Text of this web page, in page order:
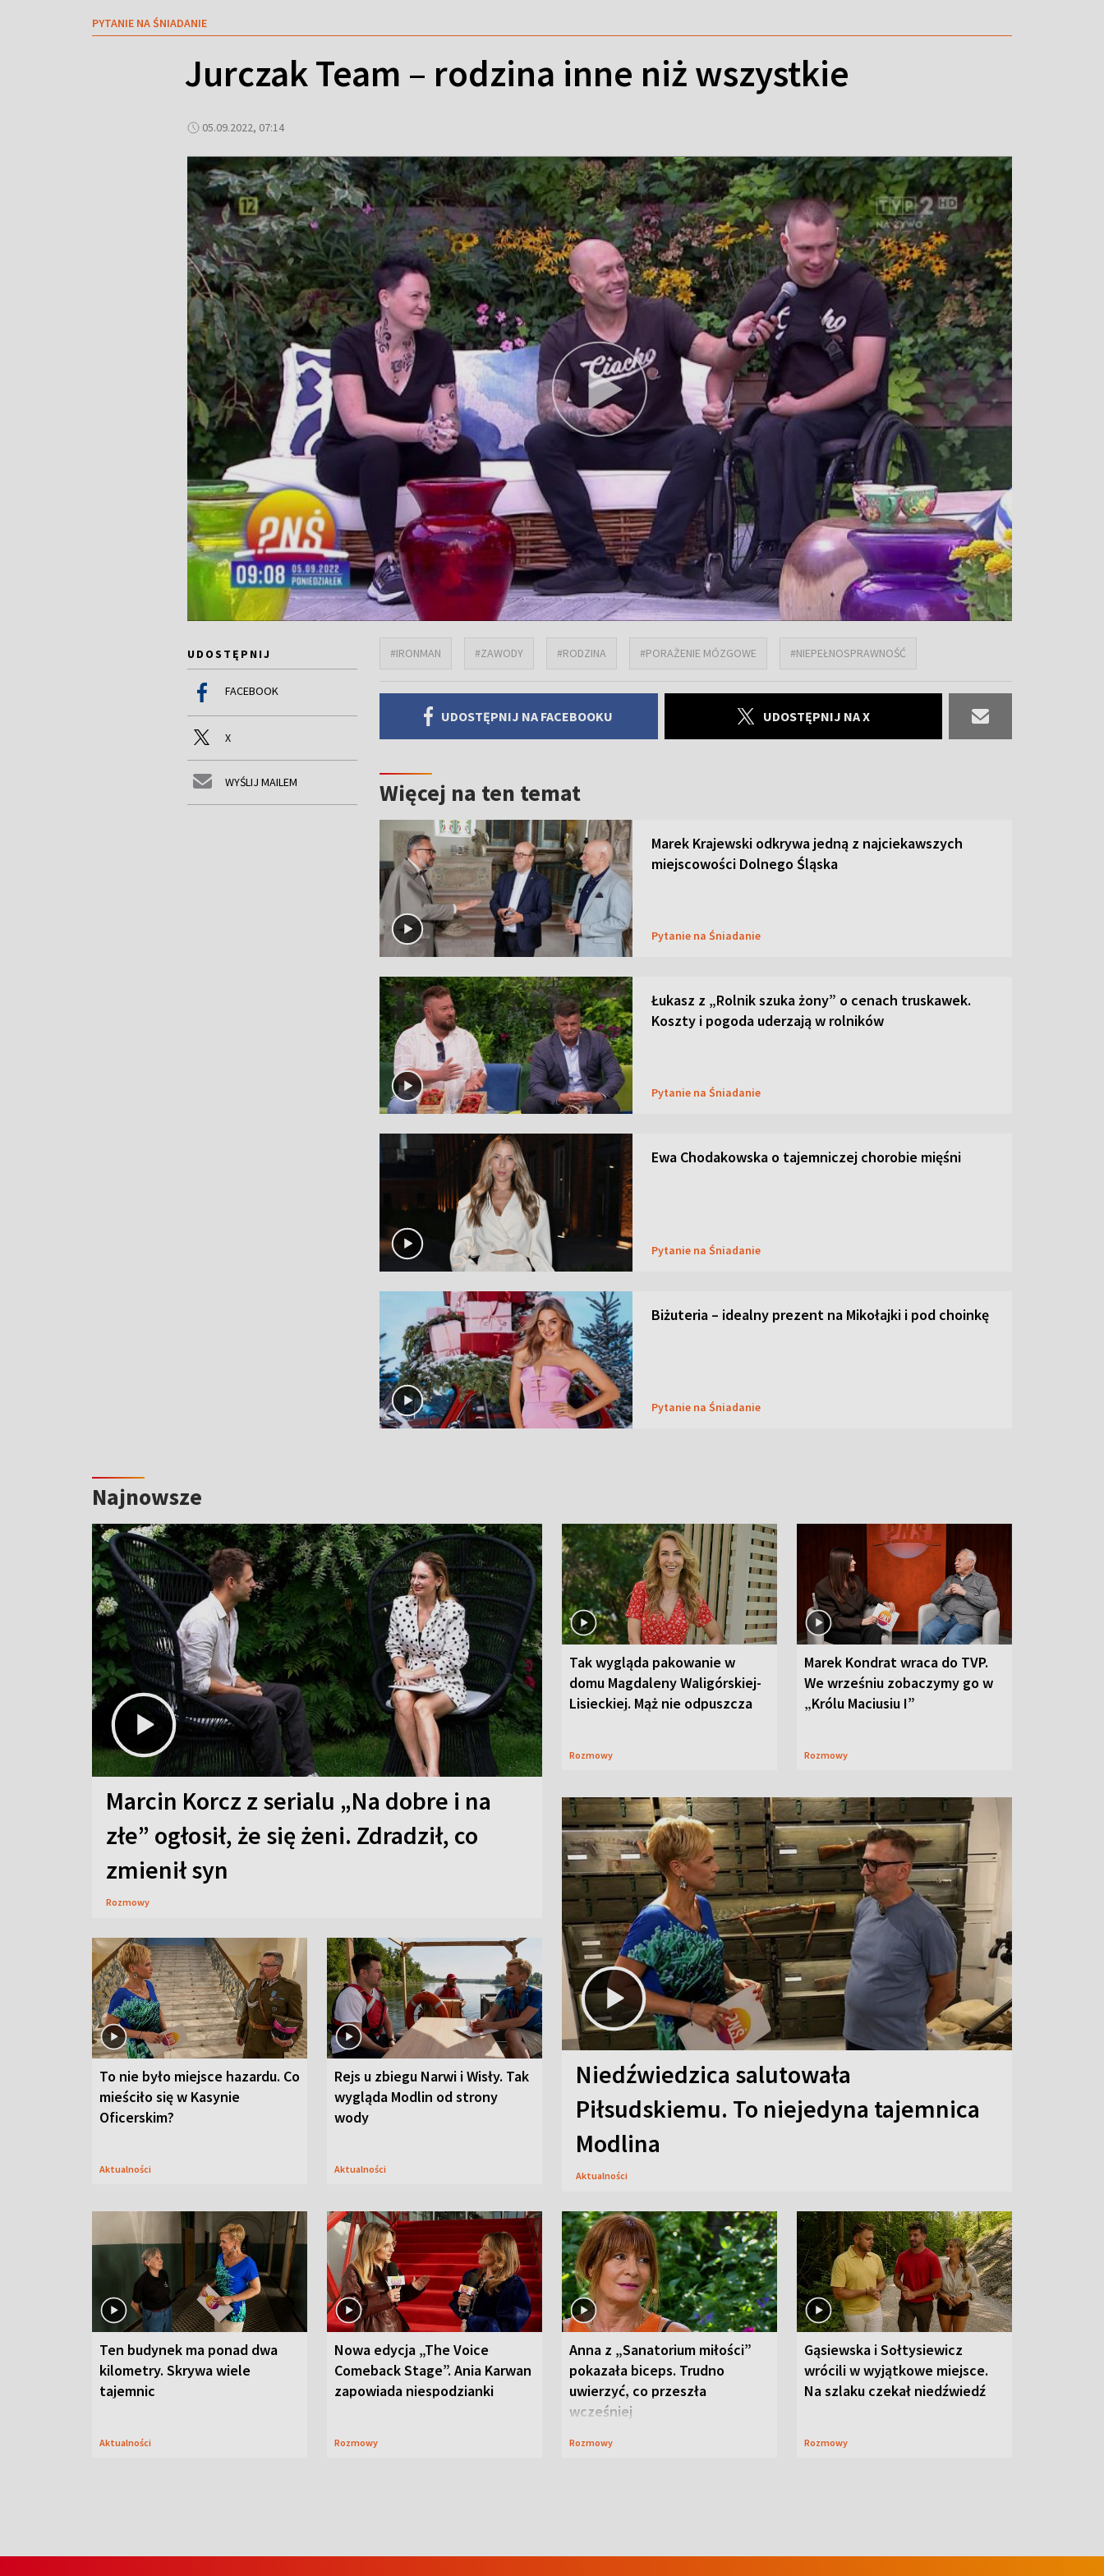
PYTANIE NA ŚNIADANIE
Jurczak Team – rodzina inne niż wszystkie
05.09.2022, 07:14
UDOSTĘPNIJ
FACEBOOK
X
WYŚLIJ MAILEM
#IRONMAN #ZAWODY #RODZINA #PORAŻENIE MÓZGOWE #NIEPEŁNOSPRAWNOŚĆ
UDOSTĘPNIJ NA FACEBOOKU UDOSTĘPNIJ NA X
Więcej na ten temat
Marek Krajewski odkrywa jedną z najciekawszych
miejscowości Dolnego Śląska
Pytanie na Śniadanie
Łukasz z „Rolnik szuka żony” o cenach truskawek.
Koszty i pogoda uderzają w rolników
Pytanie na Śniadanie
Ewa Chodakowska o tajemniczej chorobie mięśni
Pytanie na Śniadanie
Biżuteria – idealny prezent na Mikołajki i pod choinkę
Pytanie na Śniadanie
Najnowsze
Marcin Korcz z serialu „Na dobre i na
złe” ogłosił, że się żeni. Zdradził, co
zmienił syn
Rozmowy
Tak wygląda pakowanie w
domu Magdaleny Waligórskiej-
Lisieckiej. Mąż nie odpuszcza
Rozmowy
Marek Kondrat wraca do TVP.
We wrześniu zobaczymy go w
„Królu Maciusiu I”
Rozmowy
To nie było miejsce hazardu. Co
mieściło się w Kasynie
Oficerskim?
Aktualności
Rejs u zbiegu Narwi i Wisły. Tak
wygląda Modlin od strony
wody
Aktualności
Niedźwiedzica salutowała
Piłsudskiemu. To niejedyna tajemnica
Modlina
Aktualności
Ten budynek ma ponad dwa
kilometry. Skrywa wiele
tajemnic
Aktualności
Nowa edycja „The Voice
Comeback Stage”. Ania Karwan
zapowiada niespodzianki
Rozmowy
Anna z „Sanatorium miłości”
pokazała biceps. Trudno
uwierzyć, co przeszła
wcześniej
Rozmowy
Gąsiewska i Sołtysiewicz
wrócili w wyjątkowe miejsce.
Na szlaku czekał niedźwiedź
Rozmowy